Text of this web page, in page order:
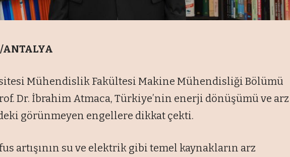
ANTALYA
Mühendislik Fakültesi Makine Mühendisliği Bölümü
Dr. İbrahim Atmaca, Türkiye’nin enerji dönüşümü ve arz
görünmeyen engellere dikkat çekti.
artışının su ve elektrik gibi temel kaynakların arz